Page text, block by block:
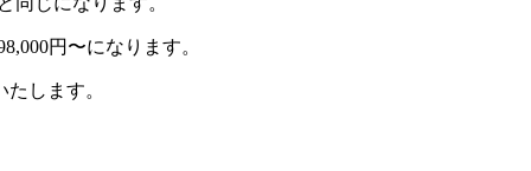
円〜になります。
します。